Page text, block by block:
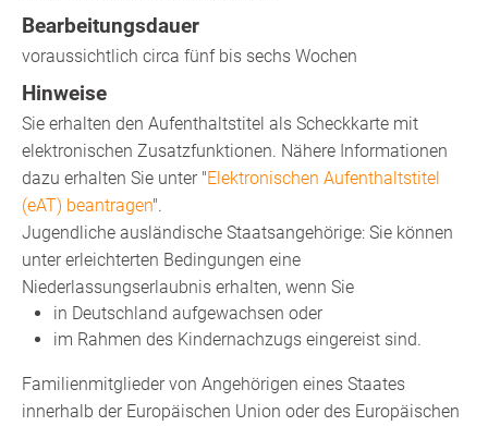
Bearbeitungsdauer
voraussichtlich circa fünf bis sechs Wochen
Hinweise
Sie erhalten den Aufenthaltstitel als Scheckkarte mit
elektronischen Zusatzfunktionen. Nähere Informationen
dazu erhalten Sie unter "Elektronischen Aufenthaltstitel
(eAT) beantragen".
Jugendliche ausländische Staatsangehörige: Sie können
unter erleichterten Bedingungen eine
Niederlassungserlaubnis erhalten, wenn Sie
in Deutschland aufgewachsen oder
im Rahmen des Kindernachzugs eingereist sind.
Familienmitglieder von Angehörigen eines Staates
innerhalb der Europäischen Union oder des Europäischen